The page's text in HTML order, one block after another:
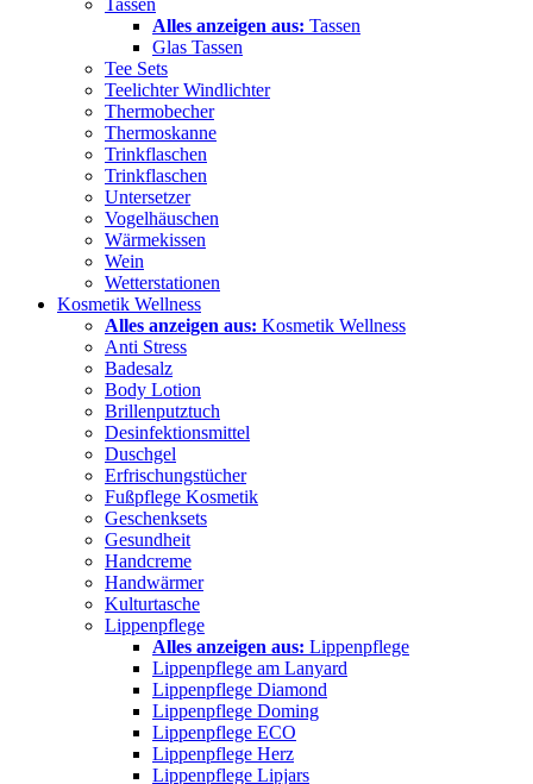
Tassen
Alles anzeigen aus: Tassen
Glas Tassen
Tee Sets
Teelichter Windlichter
Thermobecher
Thermoskanne
Trinkflaschen
Trinkflaschen
Untersetzer
Vogelhäuschen
Wärmekissen
Wein
Wetterstationen
Kosmetik Wellness
Alles anzeigen aus: Kosmetik Wellness
Anti Stress
Badesalz
Body Lotion
Brillenputztuch
Desinfektionsmittel
Duschgel
Erfrischungstücher
Fußpflege Kosmetik
Geschenksets
Gesundheit
Handcreme
Handwärmer
Kulturtasche
Lippenpflege
Alles anzeigen aus: Lippenpflege
Lippenpflege am Lanyard
Lippenpflege Diamond
Lippenpflege Doming
Lippenpflege ECO
Lippenpflege Herz
Lippenpflege Lipjars